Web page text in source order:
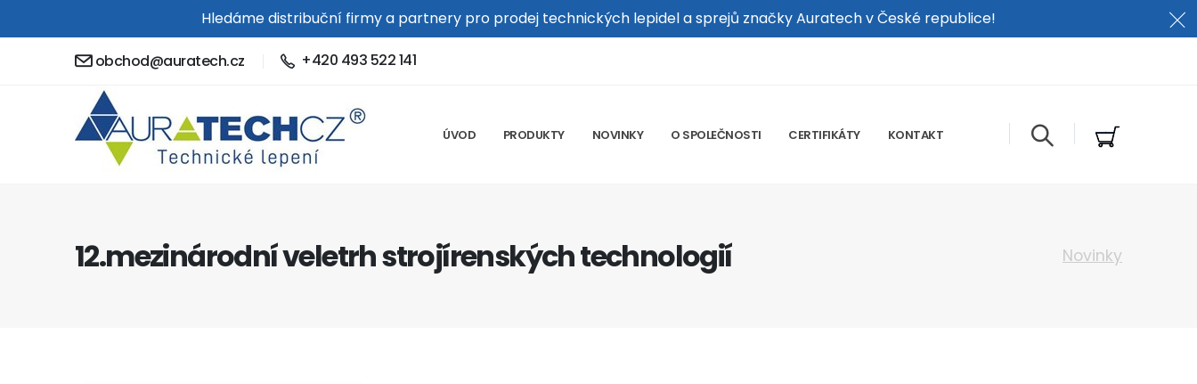
Hledáme distribuční firmy a partnery pro prodej technických lepidel a sprejů značky Auratech v České republice!
obchod@auratech.cz +420 493 522 141
ÚVOD PRODUKTY NOVINKY O SPOLEČNOSTI CERTIFIKÁTY KONTAKT
12.mezinárodní veletrh strojírenských technologií Novinky